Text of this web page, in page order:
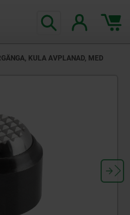
KULA AVPLANAD, MED